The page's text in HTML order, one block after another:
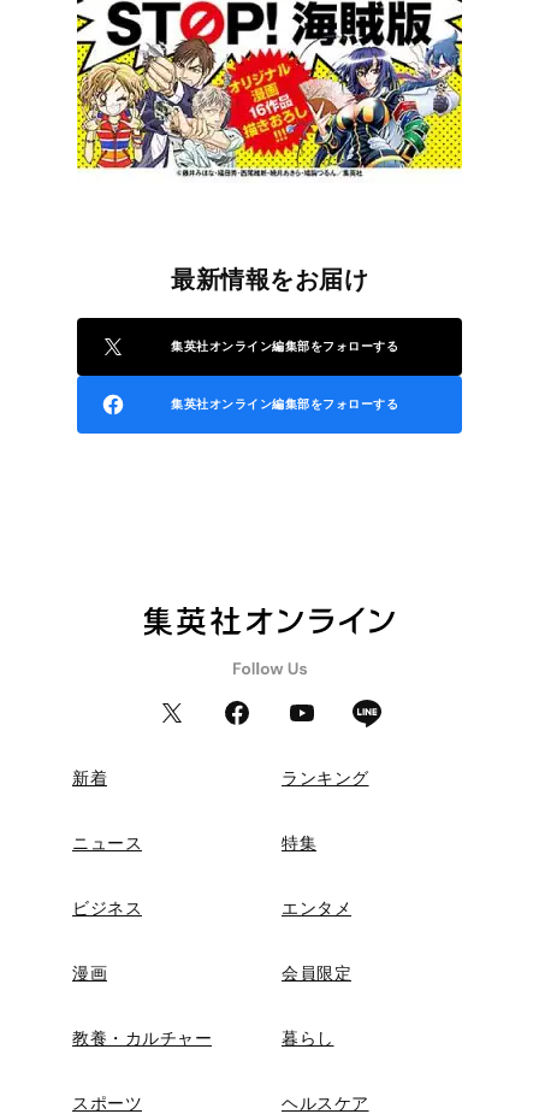
最新情報をお届け
集英社オンライン編集部をフォローする
集英社オンライン編集部をフォローする
新着 ランキング
ニュース 特集
ビジネス エンタメ
漫画 会員限定
教養・カルチャー 暮らし
スポーツ ヘルスケア